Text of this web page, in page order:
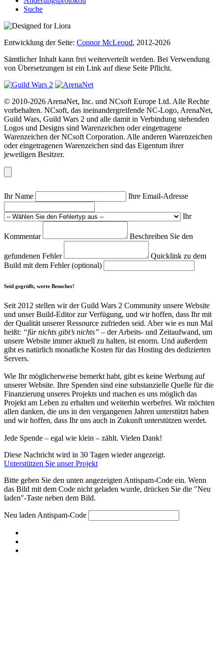
Suche
Entwicklung der Seite: Connor McLeoud, 2012-2026
Sämtlicher Inhalt kann frei weiterverteilt werden. Bei Verwendung
von Übersetzungen ist ein Link auf diese Seite Pflicht.
© 2010-2026 ArenaNet, Inc. und NCsoft Europe Ltd. Alle Rechte
vorbehalten. NCsoft, das ineinandergreifende NC-Logo, ArenaNet,
Guild Wars, Guild Wars 2 und alle damit in Verbindung stehenden
Logos und Designs sind Warenzeichen oder eingetragene
Warenzeichen der NCsoft Corporation. Alle anderen Warenzeichen
oder eingetragenen Warenzeichen sind das Eigentum ihrer
jeweiligen Besitzer.
Ihr Name Ihre Email-Adresse
Ihr
Kommentar Beschreiben Sie den
gefundenen Fehler
Quicklink zu dem
Build mit dem Fehler (optional)
Seid gegrüßt, werte Besucher!
Seit 2012 stellen wir der Guild Wars 2 Community unsere Website
und unser Build-Editor zur Verfügung, und wir hoffen, dass Ihr mit
der Qualität unserer Ressource zufrieden seid. Aber wie es nun Mal
heißt: “für nichts gibt’s nichts” – der Arbeits- und Zeitaufwand, um
unsere Website immer aktuell zu halten, ist enorm. Und außerdem
gibt es natürlich monatliche Kosten für das Hosting des dedizierten
Servers.
Wie Ihr möglicherweise bemerkt habt, gibt es keine Werbung auf
unserer Website. Ihre Spenden sind eine substanzielle Quelle für die
Finanzierung unseres Projekts und machen es uns möglich das
Projekt am Leben zu erhalten und weiterhin werbefrei. Wir möchten
allen danken, die uns in den vergangenen Jahren unterstützt haben
und wir hoffen, dass Ihr uns auch in Zukunft unterstützen werdet.
Jede Spende – egal wie klein – zählt. Vielen Dank!
Diese Nachricht wird in 30 Tagen wieder angezeigt.
Unterstützen Sie unser Projekt
Bitte geben Sie den unten angezeigten Antispam-Code ein. Wenn
das Bild mit dem Code nicht geladen wurde, drücken Sie die "Neu
laden"-Taste neben dem Bild.
Neu laden Antispam-Code